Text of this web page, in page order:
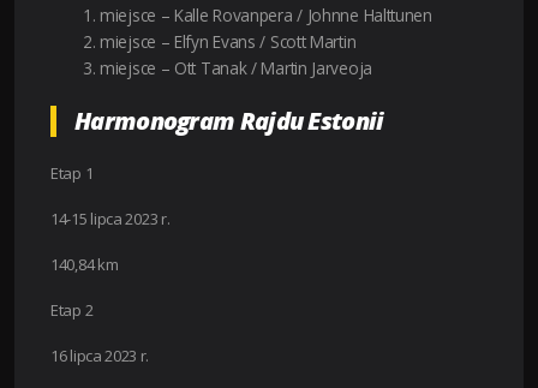
miejsce – Kalle Rovanpera / Johnne Halttunen
miejsce – Elfyn Evans / Scott Martin
miejsce – Ott Tanak / Martin Jarveoja
Harmonogram Rajdu Estonii
Etap 1
14-15 lipca 2023 r.
140,84 km
Etap 2
16 lipca 2023 r.